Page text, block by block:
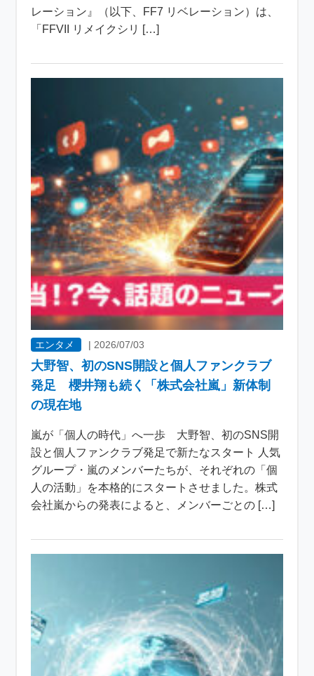
レーション』（以下、FF7 リベレーション）は、
「FFVII リメイクシリ […]
エンタメ |2026/07/03
大野智、初のSNS開設と個人ファンクラブ
発足 櫻井翔も続く「株式会社嵐」新体制
の現在地
嵐が「個人の時代」へ一歩 大野智、初のSNS開
設と個人ファンクラブ発足で新たなスタート 人気
グループ・嵐のメンバーたちが、それぞれの「個
人の活動」を本格的にスタートさせました。株式
会社嵐からの発表によると、メンバーごとの […]